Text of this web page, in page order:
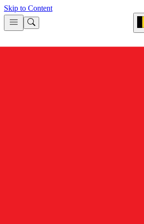
Skip to Content